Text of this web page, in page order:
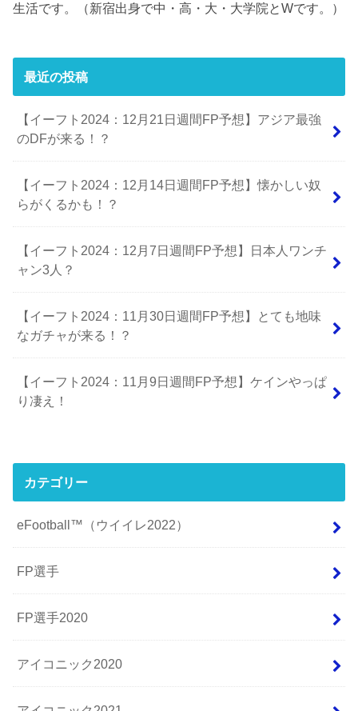
生活です。（新宿出身で中・高・大・大学院とWです。）
最近の投稿
【イーフト2024：12月21日週間FP予想】アジア最強
のDFが来る！？
【イーフト2024：12月14日週間FP予想】懐かしい奴
らがくるかも！？
【イーフト2024：12月7日週間FP予想】日本人ワンチ
ャン3人？
【イーフト2024：11月30日週間FP予想】とても地味
なガチャが来る！？
【イーフト2024：11月9日週間FP予想】ケインやっぱ
り凄え！
カテゴリー
eFootball™（ウイイレ2022）
FP選手
FP選手2020
アイコニック2020